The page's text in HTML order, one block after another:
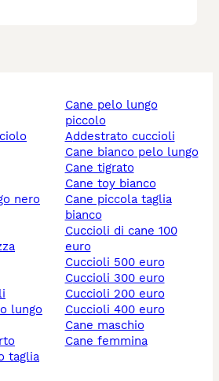
nero
lungo
cane pelo lungo
piccolo
addestrato cuccioli
cane bianco pelo lungo
cane tigrato
cane toy bianco
cane piccola taglia
bianco
cuccioli di cane 100
euro
cuccioli 500 euro
cuccioli 300 euro
cuccioli 200 euro
cuccioli 400 euro
cane maschio
cane femmina